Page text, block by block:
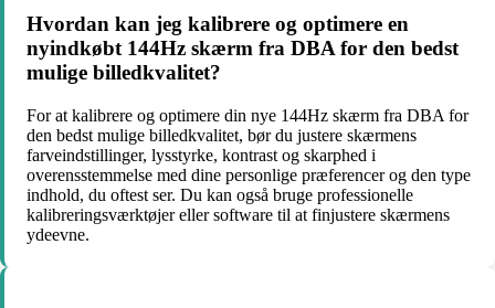
Hvordan kan jeg kalibrere og optimere en
nyindkøbt 144Hz skærm fra DBA for den bedst
mulige billedkvalitet?
For at kalibrere og optimere din nye 144Hz skærm fra DBA for
den bedst mulige billedkvalitet, bør du justere skærmens
farveindstillinger, lysstyrke, kontrast og skarphed i
overensstemmelse med dine personlige præferencer og den type
indhold, du oftest ser. Du kan også bruge professionelle
kalibreringsværktøjer eller software til at finjustere skærmens
ydeevne.